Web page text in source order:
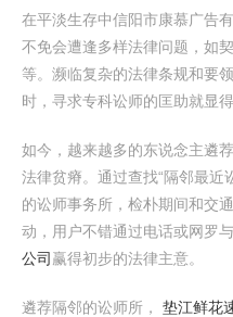
在平淡生存中信阳市康慕广告
不免会遭逢多样法律问题，如
等。濒临复杂的法律条规和要
时，寻求专科讼师的匡助就显得
如今，越来越多的东说念主遴
法律贫瘠。通过查找“隔邻最近
的讼师事务所，检朴期间和交
动，用户不错通过电话或网罗
公司 赢得初步的法律主意。
遴荐隔邻的讼师所， 垫江鲜花